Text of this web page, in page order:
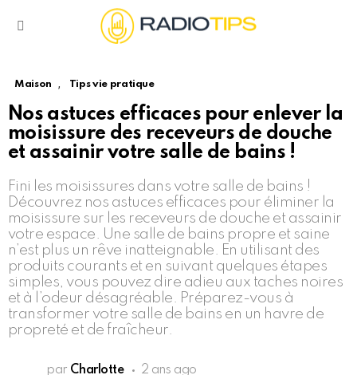
Maison , Tips vie pratique
Nos astuces efficaces pour enlever la
moisissure des receveurs de douche
et assainir votre salle de bains !
Fini les moisissures dans votre salle de bains !
Découvrez nos astuces efficaces pour éliminer la
moisissure sur les receveurs de douche et assainir
votre espace. Une salle de bains propre et saine
n’est plus un rêve inatteignable. En utilisant des
produits courants et en suivant quelques étapes
simples, vous pouvez dire adieu aux taches noires
et à l’odeur désagréable. Préparez-vous à
transformer votre salle de bains en un havre de
propreté et de fraîcheur.
par Charlotte 2 ans ago